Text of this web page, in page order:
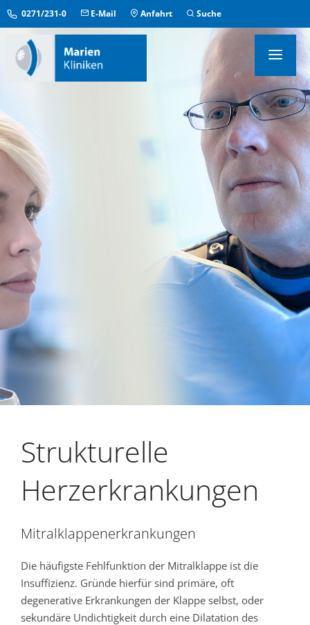
0271/231-0 E-Mail Anfahrt Suche
MEDIZINISCHE ZENTREN
ÜBERGREIFENDE EINRICHTUNGEN
PFLEGE & AUFENTHALT
KONTAKT & SERVICE
IM NOTFALL
Strukturelle
Herzerkrankungen
Mitralklappenerkrankungen
Die häufigste Fehlfunktion der Mitralklappe ist die
Insuffizienz. Gründe hierfür sind primäre, oft
degenerative Erkrankungen der Klappe selbst, oder
sekundäre Undichtigkeit durch eine Dilatation des